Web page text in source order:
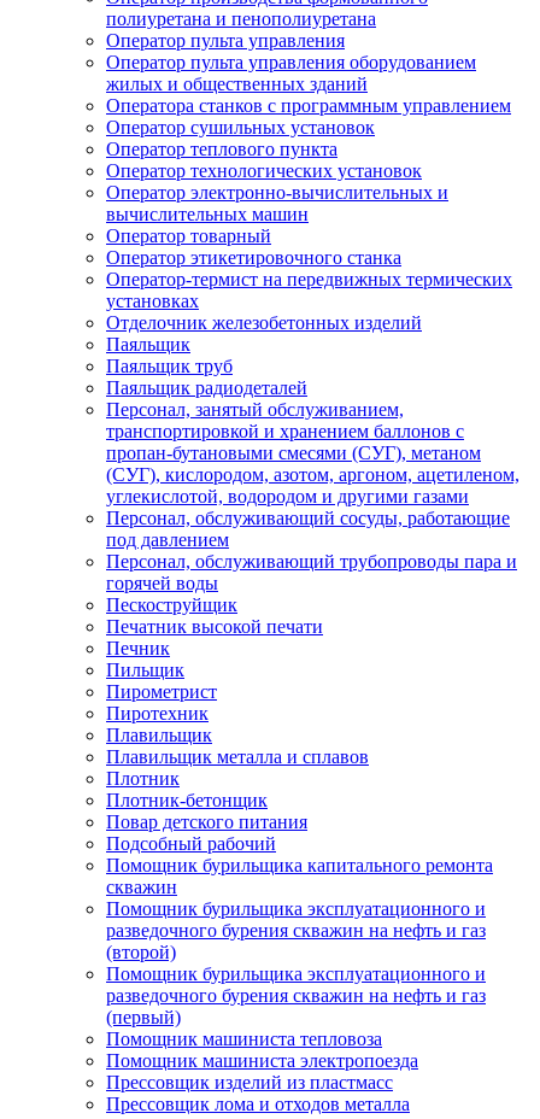
полиуретана и пенополиуретана
Оператор пульта управления
Оператор пульта управления оборудованием
жилых и общественных зданий
Оператора станков с программным управлением
Оператор сушильных установок
Оператор теплового пункта
Оператор технологических установок
Оператор электронно-вычислительных и
вычислительных машин
Оператор товарный
Оператор этикетировочного станка
Оператор-термист на передвижных термических
установках
Отделочник железобетонных изделий
Паяльщик
Паяльщик труб
Паяльщик радиодеталей
Персонал, занятый обслуживанием,
транспортировкой и хранением баллонов с
пропан-бутановыми смесями (СУГ), метаном
(СУГ), кислородом, азотом, аргоном, ацетиленом,
углекислотой, водородом и другими газами
Персонал, обслуживающий сосуды, работающие
под давлением
Персонал, обслуживающий трубопроводы пара и
горячей воды
Пескоструйщик
Печатник высокой печати
Печник
Пильщик
Пирометрист
Пиротехник
Плавильщик
Плавильщик металла и сплавов
Плотник
Плотник-бетонщик
Повар детского питания
Подсобный рабочий
Помощник бурильщика капитального ремонта
скважин
Помощник бурильщика эксплуатационного и
разведочного бурения скважин на нефть и газ
(второй)
Помощник бурильщика эксплуатационного и
разведочного бурения скважин на нефть и газ
(первый)
Помощник машиниста тепловоза
Помощник машиниста электропоезда
Прессовщик изделий из пластмасс
Прессовщик лома и отходов металла